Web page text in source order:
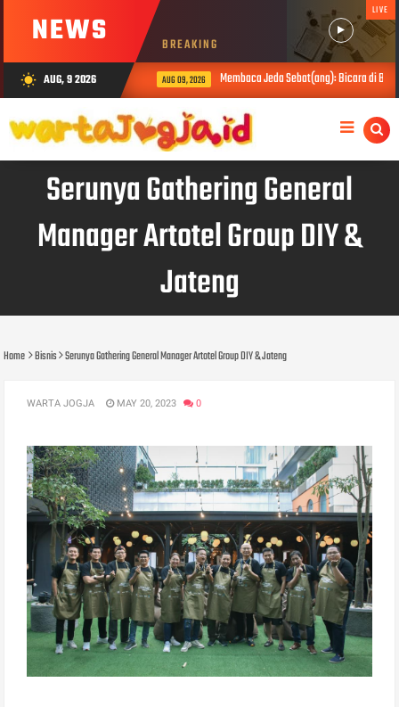
NEWS BREAKING
LIVE
wb_sunny AUG, 9 2026 AUG 09, 2026 Membaca Jeda Sebat(ang): Bicara di
Serunya Gathering General
Manager Artotel Group DIY &
Jateng
Home Bisnis Serunya Gathering General Manager Artotel Group DIY & Jateng
WARTA JOGJA MAY 20, 2023 0